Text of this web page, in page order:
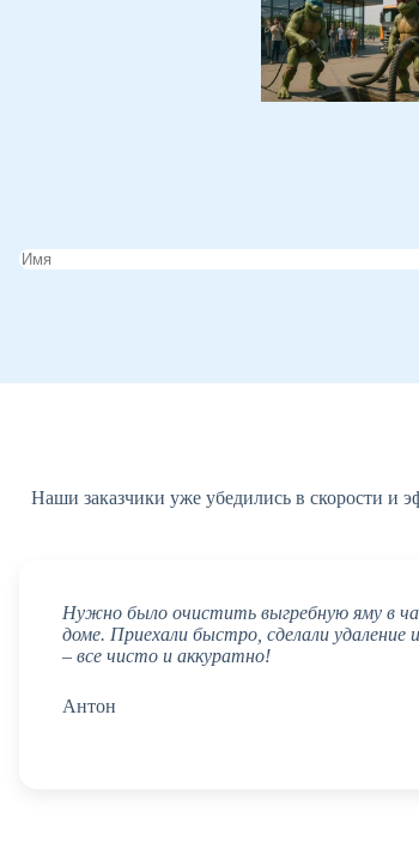
Наши заказчики уже убедились в скорости и
Нужно было очистить выгребную яму в
доме. Приехали быстро, сделали удаление
– все чисто и аккуратно!
Антон